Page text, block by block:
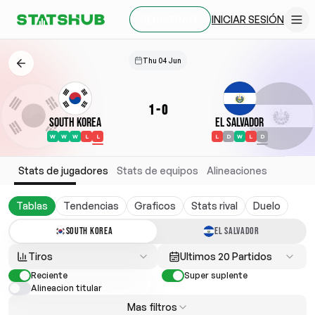
INICIAR SESIÓN
Thu 04 Jun
South Korea
W W W L L
1-0
El Salvador
L D W L D
Stats de jugadores Stats de equipos Alineaciones
Tablas Tendencias Graficos Stats rival Duelo
SOUTH KOREA EL SALVADOR
Tiros Ultimos 20 Partidos
Reciente
Super suplente
Alineacion titular
Mas filtros